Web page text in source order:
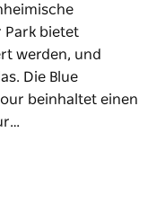
Park bietet
werden, und
Die Blue
beinhaltet einen
bereit